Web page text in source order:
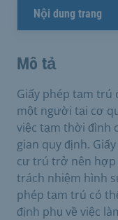
Nội dung trang
Mô tả
Giấy phép tạm trú
một người tại cơ
việc tạm thời đình
gian quy định.
cư trú trở nên
trách nhiệm hình
phép tạm trú có
định phụ về việc